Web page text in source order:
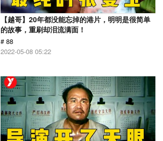
【越哥】20年都没能忘掉的港片，明明是很简单
的故事，重刷却泪流满面！
# 88
2022-05-08 05:22